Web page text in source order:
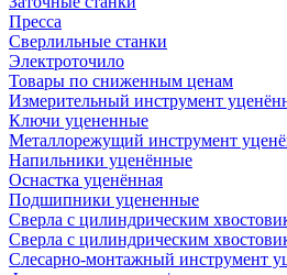
Пресса
Сверлильные станки
Электроточило
Товары по сниженным ценам
Измерительный инструмент
Ключи уцененные
Металлорежущий инструмент
Напильники уценённые
Оснастка уценённая
Подшипники уцененные
Сверла с цилиндрическим
Сверла с цилиндрическим
Слесарно-монтажный инструмент